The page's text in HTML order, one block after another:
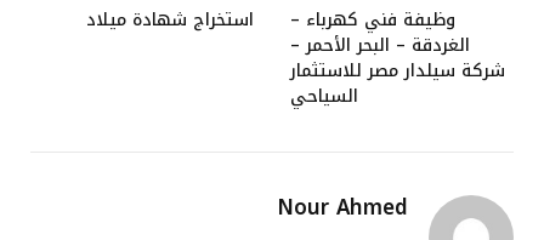
وظيفة فني كهرباء –
الغردقة – البحر الأحمر –
شركة سيلدار مصر للاستثمار
السياحي
استخراج شهادة ميلاد
Nour Ahmed